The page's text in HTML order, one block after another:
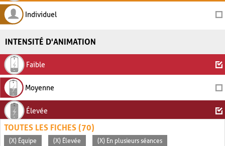
Individuel
INTENSITÉ D'ANIMATION
Faible
Moyenne
Élevée
TOUTES LES FICHES (70)
(X) Équipe (X) Élevée (X) En plusieurs séances